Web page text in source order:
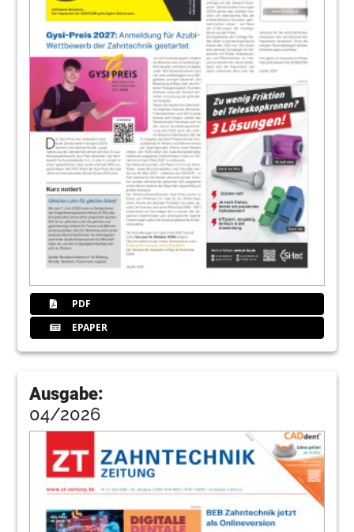
PDF
EPAPER
Ausgabe:
04/2026